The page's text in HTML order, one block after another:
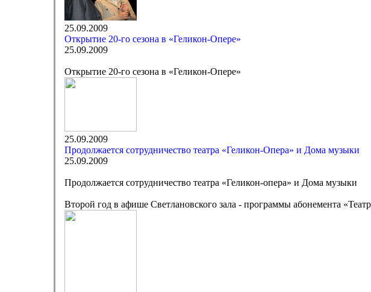
25.09.2009
Открытие 20-го сезона в «Геликон-Опере»
25.09.2009
Открытие 20-го сезона в «Геликон-Опере»
25.09.2009
Продолжается сотрудничество театра «Геликон-Опера» и Дома музыки
25.09.2009
Продолжается сотрудничество театра «Геликон-опера» и Дома музыки
Второй год в афише Светлановского зала - программы абонемента